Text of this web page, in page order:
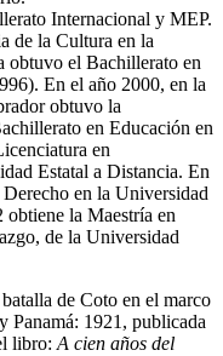
Internacional y MEP.
de la Cultura en la
el Bachillerato en
En el año 2000, en la
obtuvo la
en Educación en
en
Estatal a Distancia. En
en la Universidad
la Maestría en
de la Universidad
de Coto en el marco
Panamá: 1921, publicada
libro: A cien años del